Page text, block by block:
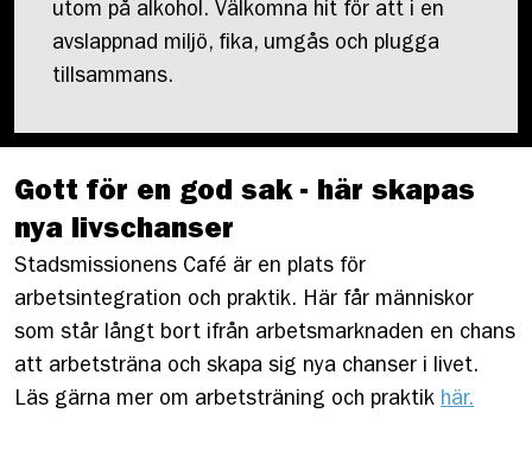
utom på alkohol. Välkomna hit för att i en
avslappnad miljö, fika, umgås och plugga
tillsammans.
Gott för en god sak - här skapas
nya livschanser
Stadsmissionens Café är en plats för
arbetsintegration och praktik. Här får människor
som står långt bort ifrån arbetsmarknaden en chans
att arbetsträna och skapa sig nya chanser i livet.
Läs gärna mer om arbetsträning och praktik här.